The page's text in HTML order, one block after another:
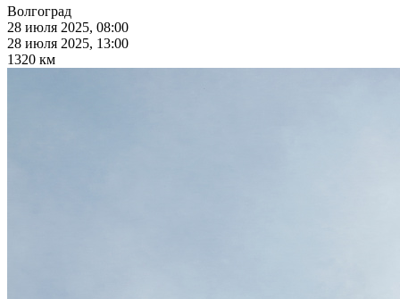
Волгоград
28 июля 2025, 08:00
28 июля 2025, 13:00
1320 км